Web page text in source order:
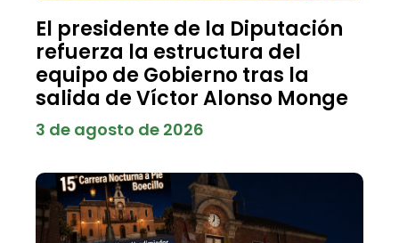
El presidente de la Diputación
refuerza la estructura del
equipo de Gobierno tras la
salida de Víctor Alonso Monge
3 de agosto de 2026